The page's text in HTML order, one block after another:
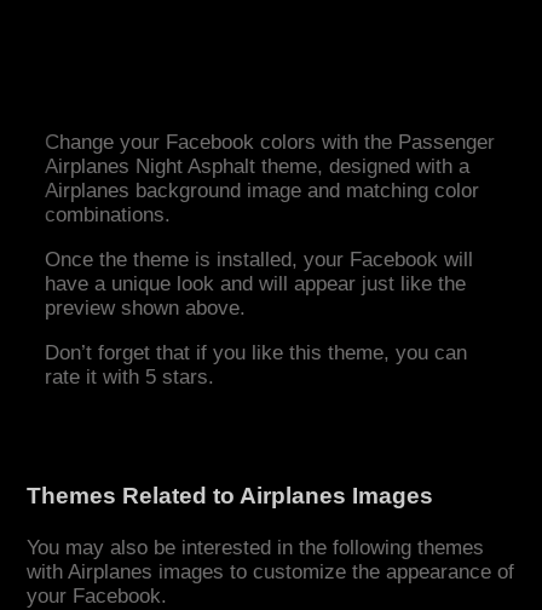
Change your Facebook colors with the Passenger
Airplanes Night Asphalt theme, designed with a
Airplanes background image and matching color
combinations.
Once the theme is installed, your Facebook will
have a unique look and will appear just like the
preview shown above.
Don’t forget that if you like this theme, you can
rate it with 5 stars.
Themes Related to Airplanes Images
You may also be interested in the following themes
with Airplanes images to customize the appearance of
your Facebook.